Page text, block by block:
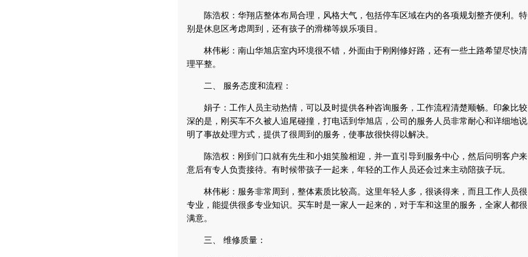
陈浩权：华翔店整体布局合理，风格大气，包括停车区域在内的各项规划整齐便利。特
别是休息区考虑周到，还有孩子的滑梯等娱乐项目。
林伟彬：南山华旭店室内环境很不错，外面由于刚刚修好路，还有一些土路希望尽快清
理平整。
二、 服务态度和流程：
娟子：工作人员主动热情，可以及时提供各种咨询服务，工作流程清楚顺畅。印象比较
深的是，刚买车不久被人追尾碰撞，打电话到华旭店，公司的服务人员非常耐心和详细地说
明了事故处理方式，提供了很周到的服务，使事故很快得以解决。
陈浩权：刚到门口就有先生和小姐笑脸相迎，并一直引导到服务中心，然后问明客户来
意后有专人负责接待。有时候带孩子一起来，年轻的工作人员还会过来主动陪孩子玩。
林伟彬：服务非常周到，整体素质比较高。这里年轻人多，很谈得来，而且工作人员很
专业，能提供很多专业知识。买车时是一家人一起来的，对于车和这里的服务，全家人都很
满意。
三、 维修质量：